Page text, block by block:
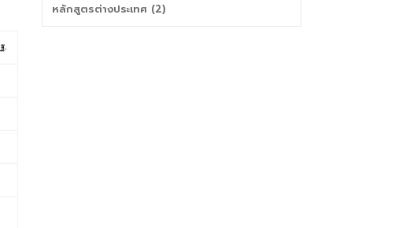
หลักสูตรต่างประเทศ (2)